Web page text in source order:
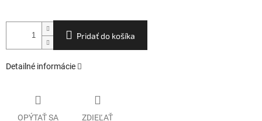
Pridať do košíka
Detailné informácie
OPÝTAŤ SA ZDIEĽAŤ